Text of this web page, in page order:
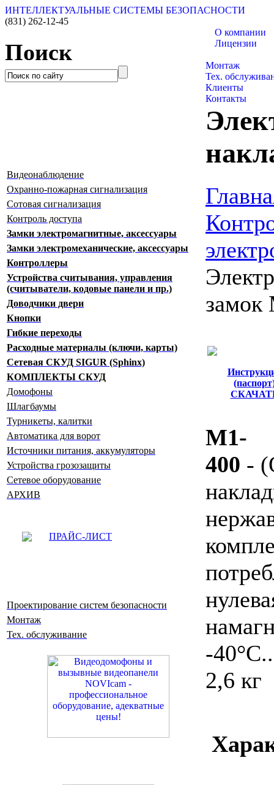
ИНТЕЛЛЕКТУАЛЬНЫЕ СИСТЕМЫ БЕЗОПАСНОСТИ
(831) 262-12-45
Поиск
О компании
Лицензии
Монтаж
Тех.
Клиенты
Контакты
Видеонаблюдение
Охранно-пожарная сигнализация
Сотовая сигнализация
Контроль доступа
Замки электромагнитные, аксессуары
Замки электромеханические, аксессуары
Контроллеры
Устройства считывания, управления
(считыватели, кодовые панели и пр.)
Доводчики двери
Кнопки
Гибкие переходы
Расходные материалы (ключи, карты)
Сетевая СКУД SIGUR (Sphinx)
КОМПЛЕКТЫ СКУД
Домофоны
Шлагбаумы
Турникеты, калитки
Автоматика для ворот
Источники питания, аккумуляторы
Устройства грозозащиты
Сетевое оборудование
АРХИВ
ПРАЙС-ЛИСТ
Проектирование систем безопасности
Монтаж
Тех. обслуживание
М1-
400 -
-
2,6 кг